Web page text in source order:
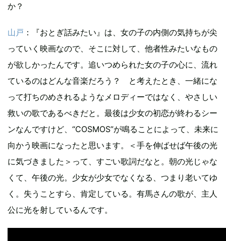
か？
山戸 ：『おとぎ話みたい』は、女の子の内側の気持ちが尖
っていく映画なので、そこに対して、他者性みたいなもの
が欲しかったんです。追いつめられた女の子の心に、流れ
ているのはどんな音楽だろう？ と考えたとき、一緒にな
って打ちのめされるようなメロディーではなく、やさしい
救いの歌であるべきだと。最後は少女の初恋が終わるシー
ンなんですけど、“COSMOS”が鳴ることによって、未来に
向かう映画になったと思います。＜手を伸ばせば午後の光
に気づきました＞って、すごい歌詞だなと。朝の光じゃな
くて、午後の光。少女が少女でなくなる、つまり老いてゆ
く。失うことすら、肯定している。有馬さんの歌が、主人
公に光を射しているんです。